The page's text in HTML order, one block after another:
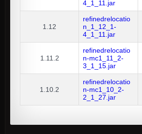
4_1_11.jar
1.12
refinedrelocatio
n_1_12_1-
4_1_11.jar
1.11.2
refinedrelocatio
n-mc1_11_2-
3_1_15.jar
1.10.2
refinedrelocatio
n-mc1_10_2-
2_1_27.jar